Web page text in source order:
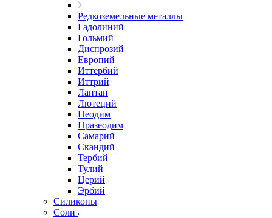
Редкоземельные металлы
Гадолиний
Гольмий
Диспрозий
Европий
Иттербий
Иттрий
Лантан
Лютеций
Неодим
Празеодим
Самарий
Скандий
Тербий
Тулий
Церий
Эрбий
Силиконы
Соли